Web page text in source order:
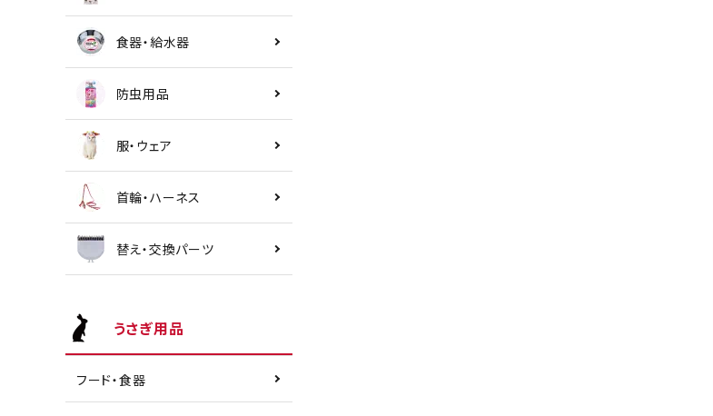
食器・給水器
防虫用品
服・ウェア
首輪・ハーネス
替え・交換パーツ
うさぎ用品
フード・食器